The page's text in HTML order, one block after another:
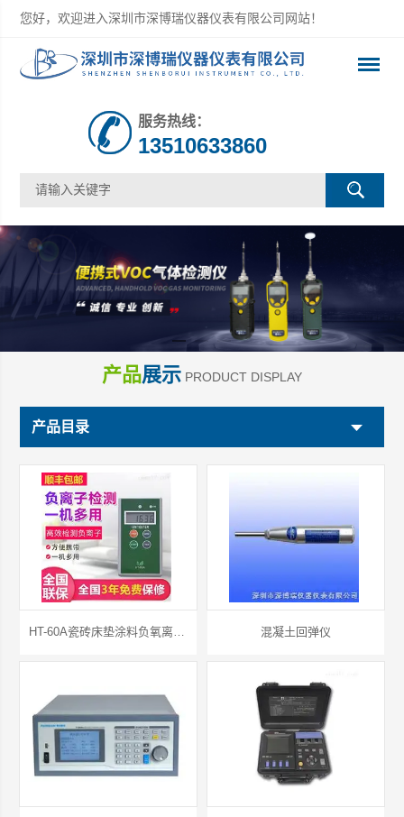
您好，欢迎进入深圳市深博瑞仪器仪表有限公司网站！
深圳市深博瑞仪器仪表有限公司
服务热线：
13510633860
产品展示 PRODUCT DISPLAY
产品目录
HT-60A瓷砖床垫涂料负氧离子检测仪 混凝土回弹仪